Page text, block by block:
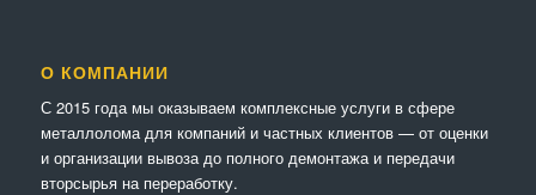
О КОМПАНИИ
С 2015 года мы оказываем комплексные услуги в сфере
металлолома для компаний и частных клиентов — от оценки
и организации вывоза до полного демонтажа и передачи
вторсырья на переработку.